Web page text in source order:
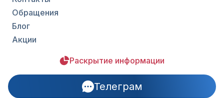
Обращения
Блог
Акции
Раскрытие информации
Телеграм